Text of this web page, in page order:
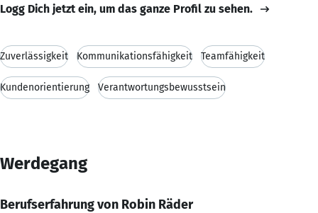
Logg Dich jetzt ein, um das ganze Profil zu sehen.
Zuverlässigkeit Kommunikationsfähigkeit Teamfähigkeit
Kundenorientierung Verantwortungsbewusstsein
Werdegang
Berufserfahrung von Robin Räder